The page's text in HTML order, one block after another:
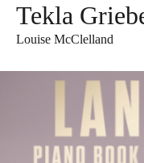
Tekla
Louise McClelland